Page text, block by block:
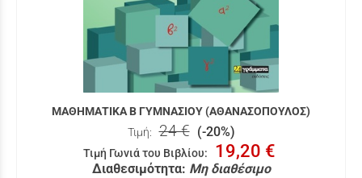
ΜΑΘΗΜΑΤΙΚΑ Β ΓΥΜΝΑΣΙΟΥ (ΑΘΑΝΑΣΟΠΟΥΛΟΣ)
Τιμή: 24 € (-20%)
Τιμή Γωνιά του Βιβλίου: 19,20 €
Διαθεσιμότητα: Μη διαθέσιμο